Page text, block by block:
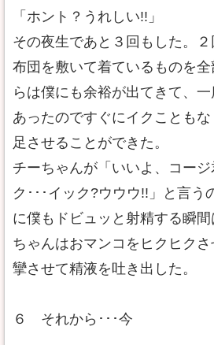
「ホント？うれしい!!」
その夜生であと３回もした。
布団を敷いて着ているものを
らは僕にも余裕が出てきて、
あったのですぐにイクことも
足させることができた。
チーちゃんが「いいよ、コー
ク･･･イック?ウウウ!!」と言う
に僕もドビュッと射精する瞬
ちゃんはおマンコをヒクヒク
攣させて精液を吐き出した。
６ それから･･･今